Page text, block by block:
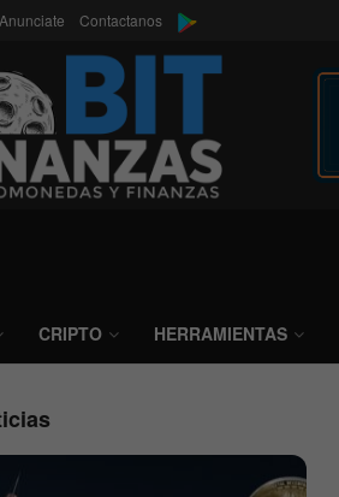
Anunciate Contactanos
CRIPTO HERRAMIENTAS